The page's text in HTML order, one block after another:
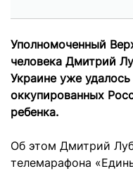
Уполномоченный
человека Дмитрий
Украине уже
оккупированных
ребенка.
Об этом Дмитрий
телемарафона